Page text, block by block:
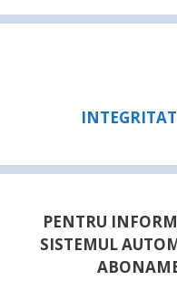
PENTRU
SISTEMUL